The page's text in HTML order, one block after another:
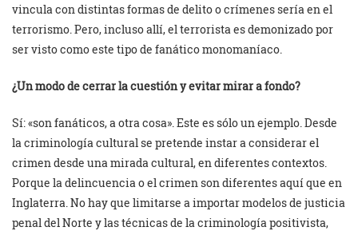
vincula con distintas formas de delito o crímenes sería en el
terrorismo. Pero, incluso allí, el terrorista es demonizado por
ser visto como este tipo de fanático monomaníaco.
¿Un modo de cerrar la cuestión y evitar mirar a fondo?
Sí: «son fanáticos, a otra cosa». Este es sólo un ejemplo. Desde
la criminología cultural se pretende instar a considerar el
crimen desde una mirada cultural, en diferentes contextos.
Porque la delincuencia o el crimen son diferentes aquí que en
Inglaterra. No hay que limitarse a importar modelos de justicia
penal del Norte y las técnicas de la criminología positivista,